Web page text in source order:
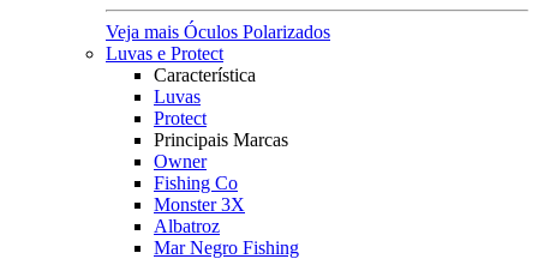
Veja mais Óculos Polarizados
Luvas e Protect
Característica
Luvas
Protect
Principais Marcas
Owner
Fishing Co
Monster 3X
Albatroz
Mar Negro Fishing